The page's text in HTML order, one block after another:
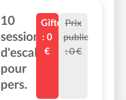
10
sessions
d'escalade
pour
pers.
Gifteo
:0
€
Prix
public
:0€